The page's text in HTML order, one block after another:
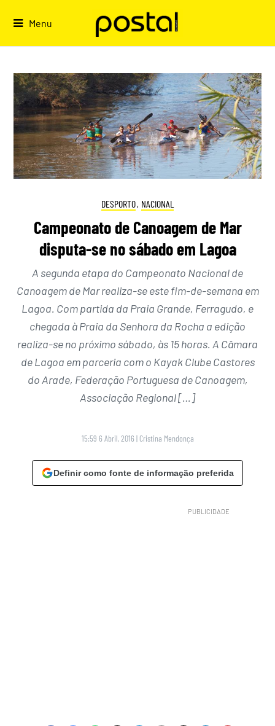
Menu
DESPORTO, NACIONAL
Campeonato de Canoagem de Mar
disputa-se no sábado em Lagoa
A segunda etapa do Campeonato Nacional de
Canoagem de Mar realiza-se este fim-de-semana em
Lagoa. Com partida da Praia Grande, Ferragudo, e
chegada à Praia da Senhora da Rocha a edição
realiza-se no próximo sábado, às 15 horas. A Câmara
de Lagoa em parceria com o Kayak Clube Castores
do Arade, Federação Portuguesa de Canoagem,
Associação Regional […]
15:59 6 Abril, 2016 | Cristina Mendonça
Definir como fonte de informação preferida